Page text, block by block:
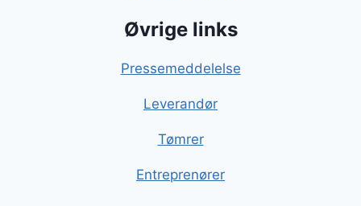
Øvrige links
Pressemeddelelse
Leverandør
Tømrer
Entreprenører